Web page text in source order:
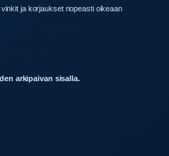
ja korjaukset nopeasti oikeaan
arkipaivan sisalla.